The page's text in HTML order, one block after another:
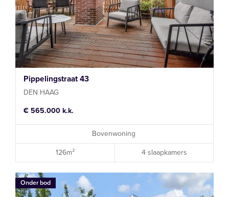
Pippelingstraat 43
DEN HAAG
€ 565.000 k.k.
Bovenwoning
126m² 4 slaapkamers
Onder bod